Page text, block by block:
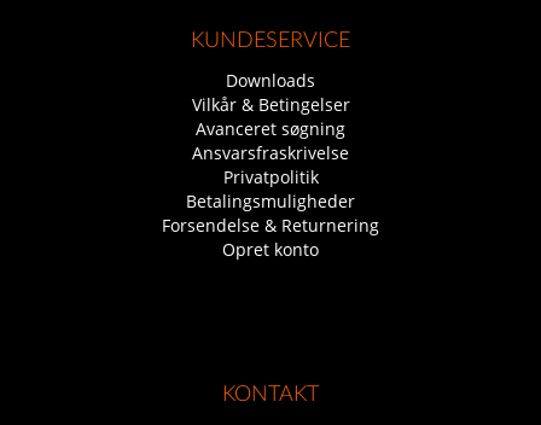
KUNDESERVICE
Downloads
Vilkår & Betingelser
Avanceret søgning
Ansvarsfraskrivelse
Privatpolitik
Betalingsmuligheder
Forsendelse & Returnering
Opret konto
KONTAKT